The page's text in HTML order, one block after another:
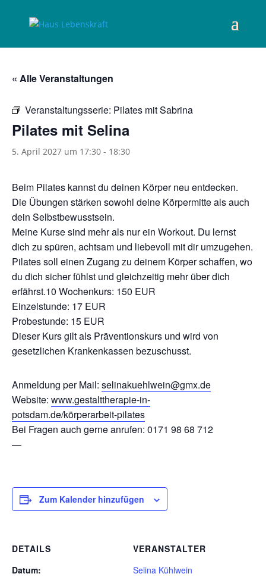
« Alle Veranstaltungen
Veranstaltungsserie: Pilates mit Sabrina
Pilates mit Selina
5. April 2027 um 17:30 - 18:30
Beim Pilates kannst du deinen Körper neu entdecken.
Die Übungen stärken sowohl deine Körpermitte als auch
dein Selbstbewusstsein.
Meine Kurse sind mehr als nur ein Workout. Du lernst
dich zu spüren, achtsam und liebevoll mit dir umzugehen.
Pilates soll einen Zugang zu deinem Körper schaffen, wo
du dich sicher fühlst und gleichzeitig mehr über dich
erfährst.10 Wochenkurs: 150 EUR
Einzelstunde: 17 EUR
Probestunde: 15 EUR
Dieser Kurs gilt als Präventionskurs und wird von
gesetzlichen Krankenkassen bezuschusst.
Anmeldung per Mail: selinakuehlwein@gmx.de
Website: www.gestalttherapie-in-
potsdam.de/körperarbeit-pilates
Bei Fragen auch gerne anrufen: 0171 98 68 712
—
Zum Kalender hinzufügen
DETAILS
Datum:
VERANSTALTER
Selina Kühlwein